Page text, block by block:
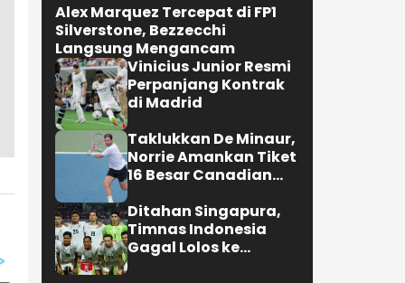
Alex Marquez Tercepat di FP1
Silverstone, Bezzecchi
Langsung Mengancam
Vinicius Junior Resmi
Perpanjang Kontrak
di Madrid
Taklukkan De Minaur,
Norrie Amankan Tiket
16 Besar Canadian
Ditahan Singapura,
Timnas Indonesia
Gagal Lolos ke